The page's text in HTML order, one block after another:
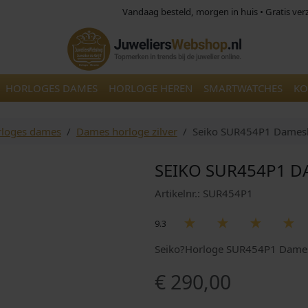
Vandaag besteld, morgen in huis • Gratis
HORLOGES DAMES HORLOGE HEREN SMARTWATCHES
dames Dames horloge zilver Seiko SUR454P1
SEIKO SUR454P1
Artikelnr.: SUR454P1
9.3
Seiko?Horloge SUR454P1
€ 290,00